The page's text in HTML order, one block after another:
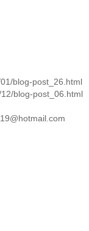
blog-post_26.html
blog-post_06.html